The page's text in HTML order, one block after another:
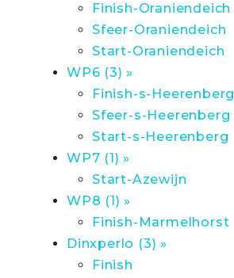
Finish-Oraniendeich
Sfeer-Oraniendeich
Start-Oraniendeich
WP6 (3) »
Finish-s-Heerenberg
Sfeer-s-Heerenberg
Start-s-Heerenberg
WP7 (1) »
Start-Azewijn
WP8 (1) »
Finish-Marmelhorst
Dinxperlo (3) »
Finish